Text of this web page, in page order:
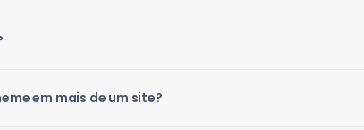
em mais de um site?